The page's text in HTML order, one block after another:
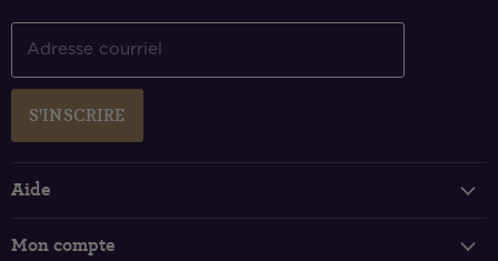
Adresse courriel
S'INSCRIRE
Aide
Mon compte